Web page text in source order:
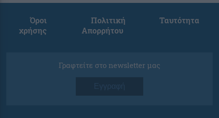
Όροι
χρήσης
Πολιτική
Απορρήτου
Ταυτότητα
Γραφτείτε στο newsletter μας
Εγγραφή